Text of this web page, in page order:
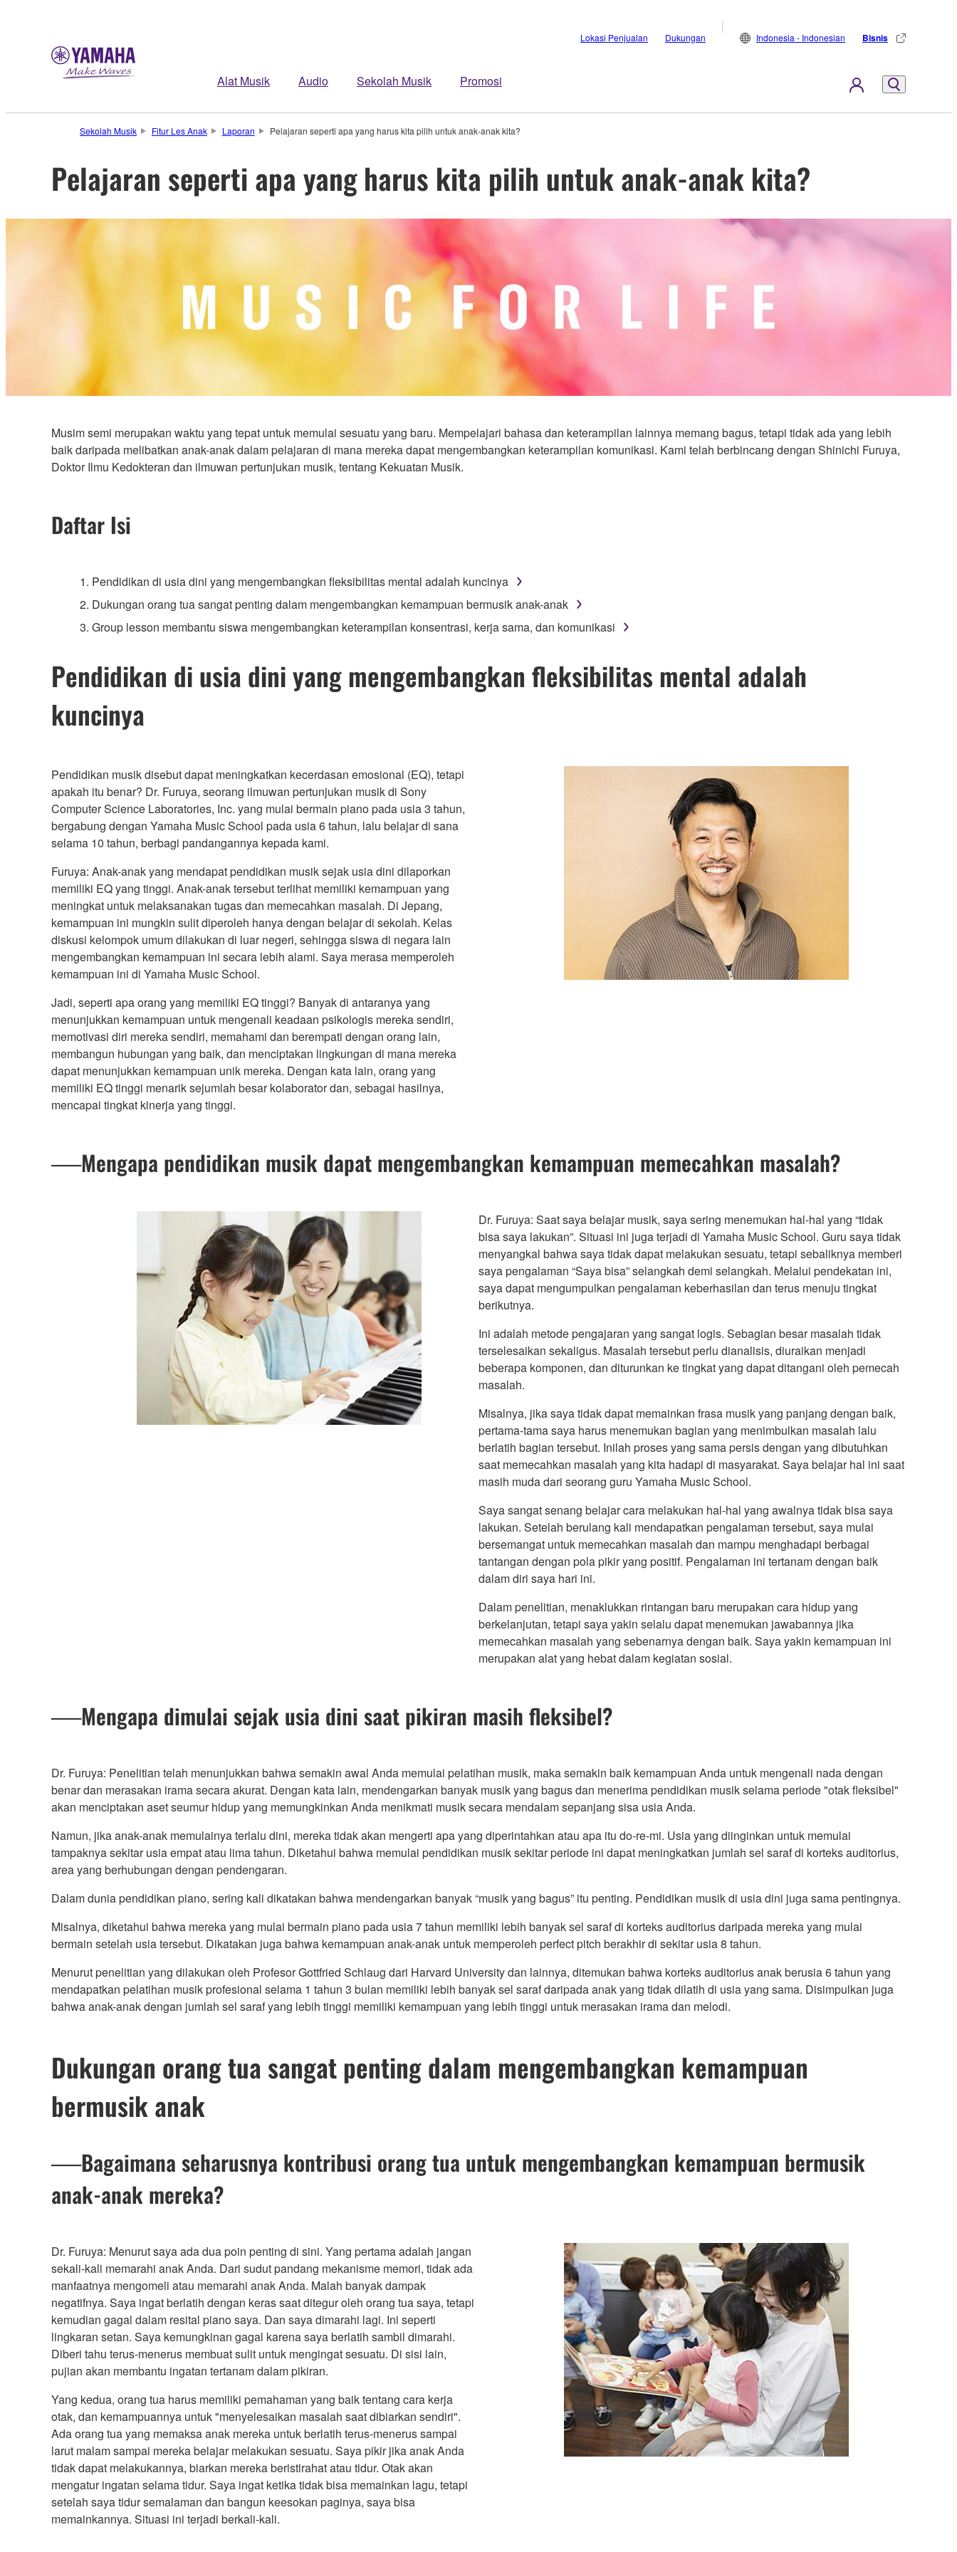
Alat Musik Audio Sekolah Musik Promosi
Lokasi Penjualan Dukungan Indonesia - Indonesian Bisnis
Sekolah Musik Fitur Les Anak Laporan Pelajaran seperti apa yang harus kita pilih untuk anak-anak kita?
Pelajaran seperti apa yang harus kita pilih untuk anak-anak kita?
Musim semi merupakan waktu yang tepat untuk memulai sesuatu yang baru. Mempelajari bahasa dan keterampilan lainnya memang bagus, tetapi tidak ada yang lebih
baik daripada melibatkan anak-anak dalam pelajaran di mana mereka dapat mengembangkan keterampilan komunikasi. Kami telah berbincang dengan Shinichi Furuya,
Doktor Ilmu Kedokteran dan ilmuwan pertunjukan musik, tentang Kekuatan Musik.
Daftar Isi
1. Pendidikan di usia dini yang mengembangkan fleksibilitas mental adalah kuncinya
2. Dukungan orang tua sangat penting dalam mengembangkan kemampuan bermusik anak-anak
3. Group lesson membantu siswa mengembangkan keterampilan konsentrasi, kerja sama, dan komunikasi
Pendidikan di usia dini yang mengembangkan fleksibilitas mental adalah
kuncinya
Pendidikan musik disebut dapat meningkatkan kecerdasan emosional (EQ), tetapi
apakah itu benar? Dr. Furuya, seorang ilmuwan pertunjukan musik di Sony
Computer Science Laboratories, Inc. yang mulai bermain piano pada usia 3 tahun,
bergabung dengan Yamaha Music School pada usia 6 tahun, lalu belajar di sana
selama 10 tahun, berbagi pandangannya kepada kami.
Furuya: Anak-anak yang mendapat pendidikan musik sejak usia dini dilaporkan
memiliki EQ yang tinggi. Anak-anak tersebut terlihat memiliki kemampuan yang
meningkat untuk melaksanakan tugas dan memecahkan masalah. Di Jepang,
kemampuan ini mungkin sulit diperoleh hanya dengan belajar di sekolah. Kelas
diskusi kelompok umum dilakukan di luar negeri, sehingga siswa di negara lain
mengembangkan kemampuan ini secara lebih alami. Saya merasa memperoleh
kemampuan ini di Yamaha Music School.
Jadi, seperti apa orang yang memiliki EQ tinggi? Banyak di antaranya yang
menunjukkan kemampuan untuk mengenali keadaan psikologis mereka sendiri,
memotivasi diri mereka sendiri, memahami dan berempati dengan orang lain,
membangun hubungan yang baik, dan menciptakan lingkungan di mana mereka
dapat menunjukkan kemampuan unik mereka. Dengan kata lain, orang yang
memiliki EQ tinggi menarik sejumlah besar kolaborator dan, sebagai hasilnya,
mencapai tingkat kinerja yang tinggi.
──Mengapa pendidikan musik dapat mengembangkan kemampuan memecahkan masalah?
Dr. Furuya: Saat saya belajar musik, saya sering menemukan hal-hal yang “tidak
bisa saya lakukan”. Situasi ini juga terjadi di Yamaha Music School. Guru saya tidak
menyangkal bahwa saya tidak dapat melakukan sesuatu, tetapi sebaliknya memberi
saya pengalaman “Saya bisa” selangkah demi selangkah. Melalui pendekatan ini,
saya dapat mengumpulkan pengalaman keberhasilan dan terus menuju tingkat
berikutnya.
Ini adalah metode pengajaran yang sangat logis. Sebagian besar masalah tidak
terselesaikan sekaligus. Masalah tersebut perlu dianalisis, diuraikan menjadi
beberapa komponen, dan diturunkan ke tingkat yang dapat ditangani oleh pemecah
masalah.
Misalnya, jika saya tidak dapat memainkan frasa musik yang panjang dengan baik,
pertama-tama saya harus menemukan bagian yang menimbulkan masalah lalu
berlatih bagian tersebut. Inilah proses yang sama persis dengan yang dibutuhkan
saat memecahkan masalah yang kita hadapi di masyarakat. Saya belajar hal ini saat
masih muda dari seorang guru Yamaha Music School.
Saya sangat senang belajar cara melakukan hal-hal yang awalnya tidak bisa saya
lakukan. Setelah berulang kali mendapatkan pengalaman tersebut, saya mulai
bersemangat untuk memecahkan masalah dan mampu menghadapi berbagai
tantangan dengan pola pikir yang positif. Pengalaman ini tertanam dengan baik
dalam diri saya hari ini.
Dalam penelitian, menaklukkan rintangan baru merupakan cara hidup yang
berkelanjutan, tetapi saya yakin selalu dapat menemukan jawabannya jika
memecahkan masalah yang sebenarnya dengan baik. Saya yakin kemampuan ini
merupakan alat yang hebat dalam kegiatan sosial.
──Mengapa dimulai sejak usia dini saat pikiran masih fleksibel?
Dr. Furuya: Penelitian telah menunjukkan bahwa semakin awal Anda memulai pelatihan musik, maka semakin baik kemampuan Anda untuk mengenali nada dengan
benar dan merasakan irama secara akurat. Dengan kata lain, mendengarkan banyak musik yang bagus dan menerima pendidikan musik selama periode "otak fleksibel"
akan menciptakan aset seumur hidup yang memungkinkan Anda menikmati musik secara mendalam sepanjang sisa usia Anda.
Namun, jika anak-anak memulainya terlalu dini, mereka tidak akan mengerti apa yang diperintahkan atau apa itu do-re-mi. Usia yang diinginkan untuk memulai
tampaknya sekitar usia empat atau lima tahun. Diketahui bahwa memulai pendidikan musik sekitar periode ini dapat meningkatkan jumlah sel saraf di korteks auditorius,
area yang berhubungan dengan pendengaran.
Dalam dunia pendidikan piano, sering kali dikatakan bahwa mendengarkan banyak “musik yang bagus” itu penting. Pendidikan musik di usia dini juga sama pentingnya.
Misalnya, diketahui bahwa mereka yang mulai bermain piano pada usia 7 tahun memiliki lebih banyak sel saraf di korteks auditorius daripada mereka yang mulai
bermain setelah usia tersebut. Dikatakan juga bahwa kemampuan anak-anak untuk memperoleh perfect pitch berakhir di sekitar usia 8 tahun.
Menurut penelitian yang dilakukan oleh Profesor Gottfried Schlaug dari Harvard University dan lainnya, ditemukan bahwa korteks auditorius anak berusia 6 tahun yang
mendapatkan pelatihan musik profesional selama 1 tahun 3 bulan memiliki lebih banyak sel saraf daripada anak yang tidak dilatih di usia yang sama. Disimpulkan juga
bahwa anak-anak dengan jumlah sel saraf yang lebih tinggi memiliki kemampuan yang lebih tinggi untuk merasakan irama dan melodi.
Dukungan orang tua sangat penting dalam mengembangkan kemampuan
bermusik anak
──Bagaimana seharusnya kontribusi orang tua untuk mengembangkan kemampuan bermusik
anak-anak mereka?
Dr. Furuya: Menurut saya ada dua poin penting di sini. Yang pertama adalah jangan
sekali-kali memarahi anak Anda. Dari sudut pandang mekanisme memori, tidak ada
manfaatnya mengomeli atau memarahi anak Anda. Malah banyak dampak
negatifnya. Saya ingat berlatih dengan keras saat ditegur oleh orang tua saya, tetapi
kemudian gagal dalam resital piano saya. Dan saya dimarahi lagi. Ini seperti
lingkaran setan. Saya kemungkinan gagal karena saya berlatih sambil dimarahi.
Diberi tahu terus-menerus membuat sulit untuk mengingat sesuatu. Di sisi lain,
pujian akan membantu ingatan tertanam dalam pikiran.
Yang kedua, orang tua harus memiliki pemahaman yang baik tentang cara kerja
otak, dan kemampuannya untuk "menyelesaikan masalah saat dibiarkan sendiri".
Ada orang tua yang memaksa anak mereka untuk berlatih terus-menerus sampai
larut malam sampai mereka belajar melakukan sesuatu. Saya pikir jika anak Anda
tidak dapat melakukannya, biarkan mereka beristirahat atau tidur. Otak akan
mengatur ingatan selama tidur. Saya ingat ketika tidak bisa memainkan lagu, tetapi
setelah saya tidur semalaman dan bangun keesokan paginya, saya bisa
memainkannya. Situasi ini terjadi berkali-kali.